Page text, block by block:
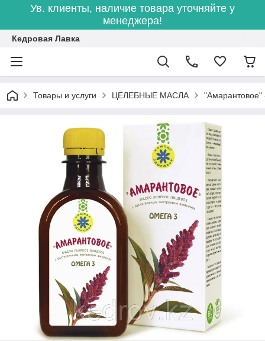
Ув. клиенты, наличие товара уточняйте у
менеджера!
Кедровая Лавка
Товары и услуги ЦЕЛЕБНЫЕ МАСЛА "Амарантовое"